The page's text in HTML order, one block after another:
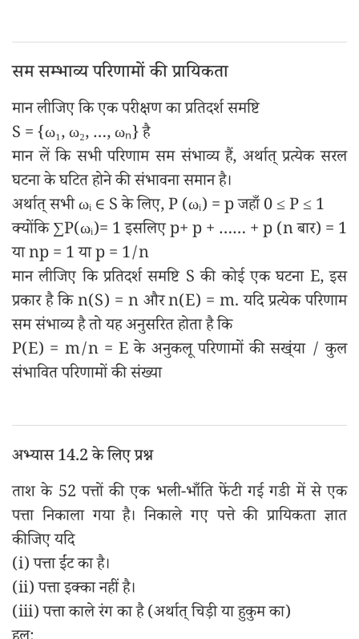
सम सम्भाव्य परिणामों की प्रायिकता
मान लीजिए कि एक परीक्षण का प्रतिदर्श समष्टि
S = {ω₁, ω₂, …, ωₙ} है
मान लें कि सभी परिणाम सम संभाव्य हैं, अर्थात् प्रत्येक सरल
घटना के घटित होने की संभावना समान है।
अर्थात् सभी ωᵢ ∈ S के लिए, P (ωᵢ) = p जहाँ 0 ≤ P ≤ 1
क्योंकि ∑P(ωᵢ)= 1 इसलिए p+ p + …… + p (n बार) = 1
या np = 1 या p = 1/n
मान लीजिए कि प्रतिदर्श समष्टि S की कोई एक घटना E, इस
प्रकार है कि n(S) = n और n(E) = m. यदि प्रत्येक परिणाम
सम संभाव्य है तो यह अनुसरित होता है कि
P(E) = m/n = E के अनुकलू परिणामों की सख्ंया / कुल
संभावित परिणामों की संख्या
अभ्यास 14.2 के लिए प्रश्न
ताश के 52 पत्तों की एक भली-भाँति फेंटी गई गडी में से एक
पत्ता निकाला गया है। निकाले गए पत्ते की प्रायिकता ज्ञात
कीजिए यदि
(i) पत्ता ईंट का है।
(ii) पत्ता इक्का नहीं है।
(iii) पत्ता काले रंग का है (अर्थात् चिड़ी या हुकुम का)